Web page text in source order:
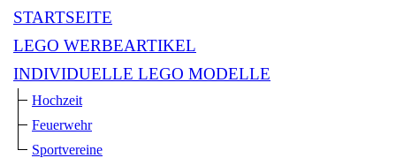
STARTSEITE
LEGO WERBEARTIKEL
INDIVIDUELLE LEGO MODELLE
Hochzeit
Feuerwehr
Sportvereine